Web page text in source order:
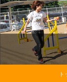
ト